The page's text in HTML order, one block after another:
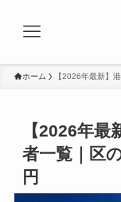
ホーム 【2026年最新】
【2026年
者一覧｜区
円